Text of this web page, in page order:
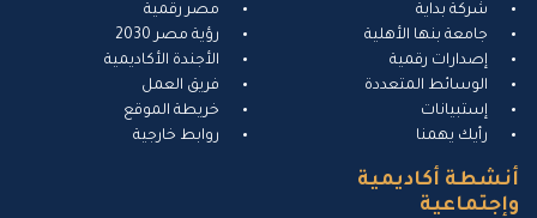
شركة بداية
جامعة بنها الأهلية
إصدارات رقمية
الوسائط المتعددة
إستبيانات
رأيك يهمنا
مصر رقمية
رؤية مصر 2030
الأجندة الأكاديمية
فريق العمل
خريطة الموقع
روابط خارجية
أنشطة أكاديمية
وإجتماعية